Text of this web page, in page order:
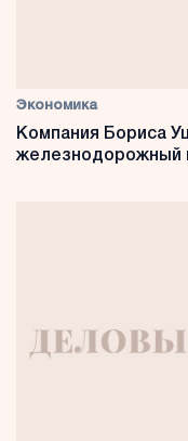
Экономика
Компания Бориса
железнодорожный